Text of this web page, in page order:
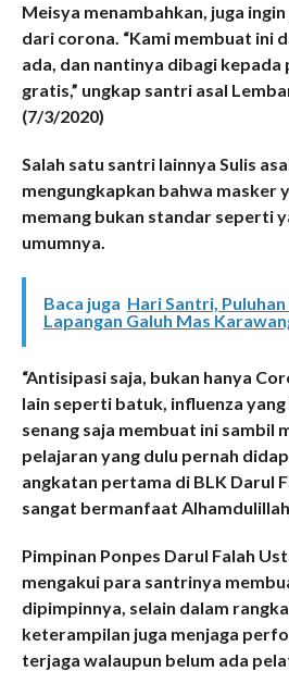
Meisya menambahkan, juga
dari corona. “Kami membuat ini
ada, dan nantinya dibagi kepada
gratis,” ungkap santri asal
(7/3/2020)
Salah satu santri lainnya Sulis
mengungkapkan bahwa masker
memang bukan standar seperti
umumnya.
Baca juga Hari Santri,
Lapangan Galuh Mas
“Antisipasi saja, bukan hanya
lain seperti batuk, influenza
senang saja membuat ini sambil
pelajaran yang dulu pernah
angkatan pertama di BLK Darul
sangat bermanfaat
Pimpinan Ponpes Darul Falah
mengakui para santrinya
dipimpinnya, selain dalam
keterampilan juga menjaga
terjaga walaupun belum ada